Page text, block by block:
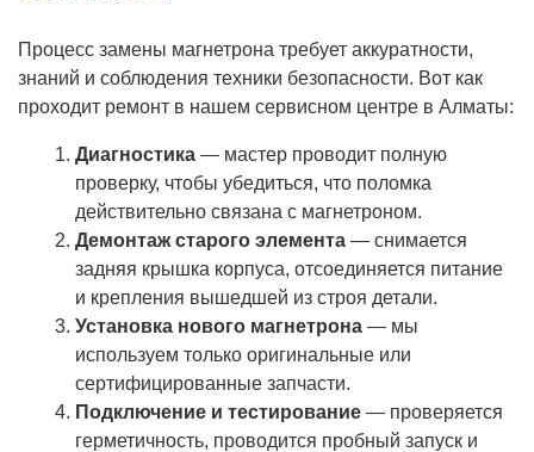
Процесс замены магнетрона требует аккуратности,
знаний и соблюдения техники безопасности. Вот как
проходит ремонт в нашем сервисном центре в Алматы:
Диагностика — мастер проводит полную
проверку, чтобы убедиться, что поломка
действительно связана с магнетроном.
Демонтаж старого элемента — снимается
задняя крышка корпуса, отсоединяется питание
и крепления вышедшей из строя детали.
Установка нового магнетрона — мы
используем только оригинальные или
сертифицированные запчасти.
Подключение и тестирование — проверяется
герметичность, проводится пробный запуск и